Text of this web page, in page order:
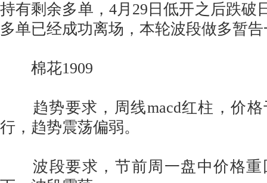
持有剩余多单，4月29日低开之后跌破
多单已经成功离场，本轮波段做多暂
棉花1909
趋势要求，周线macd红柱，价格
行，趋势震荡偏弱。
波段要求，节前周一盘中价格重